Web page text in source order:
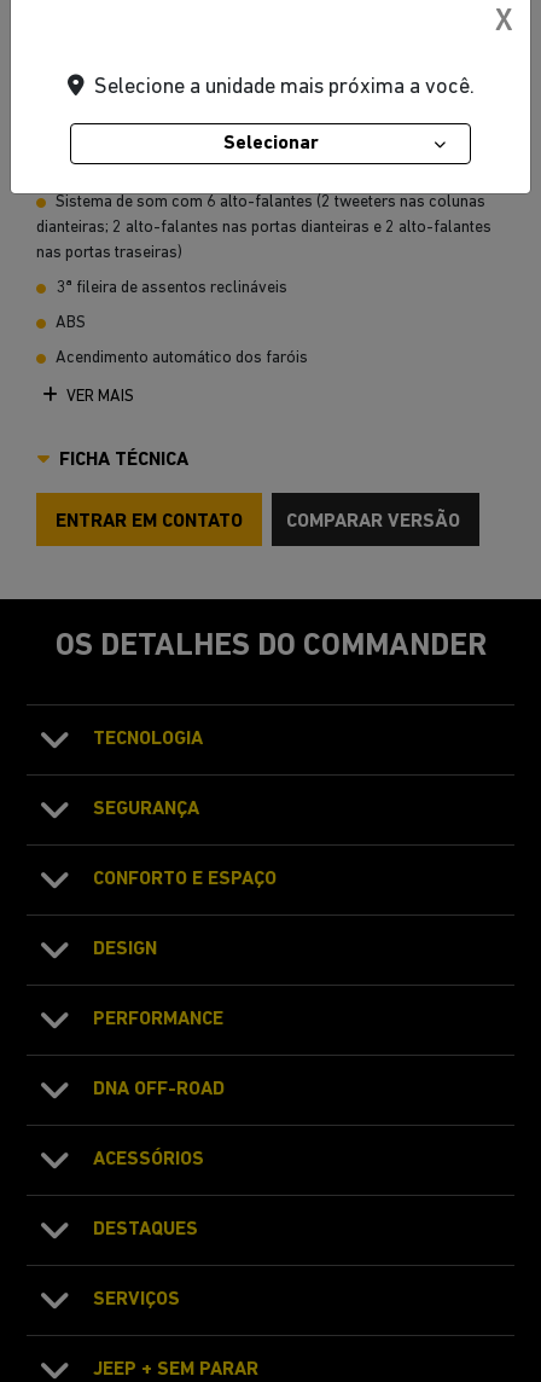
Preto Carbon
Banco elétrico para o motorista (6 posições)
Sistema de som com 6 alto-falantes (2 tweeters nas colunas
dianteiras; 2 alto-falantes nas portas dianteiras e 2 alto-falantes
nas portas traseiras)
3ª fileira de assentos reclináveis
ABS
Acendimento automático dos faróis
VER MAIS
FICHA TÉCNICA
ENTRAR EM CONTATO COMPARAR VERSÃO
OS DETALHES DO COMMANDER
TECNOLOGIA
SEGURANÇA
CONFORTO E ESPAÇO
DESIGN
PERFORMANCE
DNA OFF-ROAD
ACESSÓRIOS
DESTAQUES
SERVIÇOS
JEEP + SEM PARAR
X
Selecione a unidade mais próxima a você.
Selecionar